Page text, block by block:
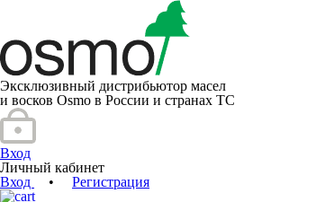
Эксклюзивный дистрибьютор масел
и восков Osmo в России и странах ТС
Вход
Личный кабинет
Вход
• Регистрация